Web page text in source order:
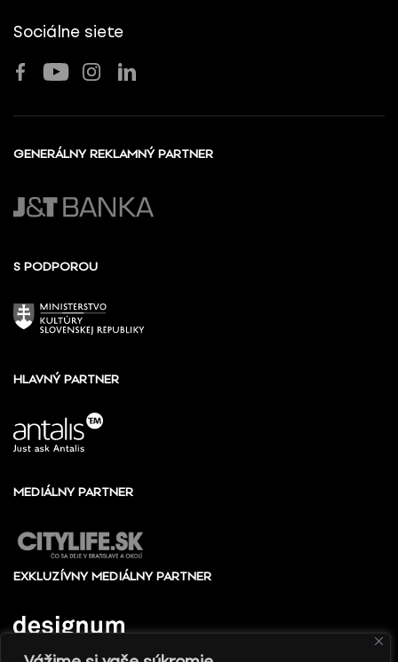
Sociálne siete
GENERÁLNY REKLAMNÝ PARTNER
S PODPOROU
HLAVNÝ PARTNER
MEDIÁLNY PARTNER
EXKLUZÍVNY MEDIÁLNY PARTNER